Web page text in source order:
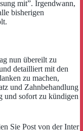
mit”. Irgendwann,
bisherigen
nun übereilt zu
detailliert mit den
zu machen,
und Zahnbehandlung
und sofort zu kündigen
Sie Post von der Inter